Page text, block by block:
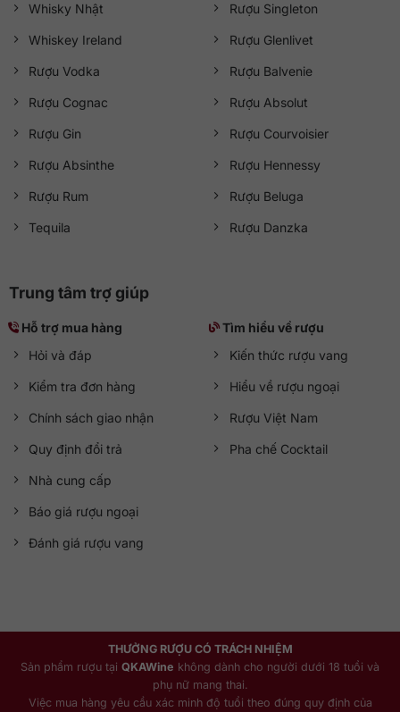
Whisky Nhật
Whiskey Ireland
Rượu Vodka
Rượu Cognac
Rượu Gin
Rượu Absinthe
Rượu Rum
Tequila
Rượu Singleton
Rượu Glenlivet
Rượu Balvenie
Rượu Absolut
Rượu Courvoisier
Rượu Hennessy
Rượu Beluga
Rượu Danzka
Trung tâm trợ giúp
Hỗ trợ mua hàng
Hỏi và đáp
Kiểm tra đơn hàng
Chính sách giao nhận
Quy định đổi trả
Nhà cung cấp
Báo giá rượu ngoại
Đánh giá rượu vang
Tìm hiểu về rượu
Kiến thức rượu vang
Hiểu về rượu ngoại
Rượu Việt Nam
Pha chế Cocktail
THƯỞNG RƯỢU CÓ TRÁCH NHIỆM
Sản phẩm rượu tại QKAWine không dành cho người dưới 18 tuổi và
phụ nữ mang thai.
Việc mua hàng yêu cầu xác minh độ tuổi theo đúng quy định của